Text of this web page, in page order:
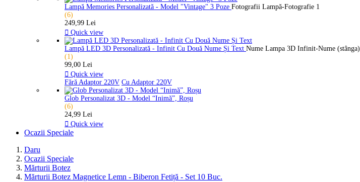
Lampă Memories Personalizată - Model "Vintage" 3 Poze Fotografii Lampă-Fotografie 1
(6)
249,99 Lei
 Quick view
Lampă LED 3D Personalizată - Infinit Cu Două Nume Și Text Nume Lampa 3D Infinit-Nume (stânga)
(1)
99,00 Lei
 Quick view
Fără Adaptor 220V Cu Adaptor 220V
Glob Personalizat 3D - Model “Inimă”, Roșu
(6)
24,99 Lei
 Quick view
Ocazii Speciale
Daru
Ocazii Speciale
Mărturii Botez
Mărturii Botez Magnetice Lemn - Biberon Fetiță - Set 10 Buc.